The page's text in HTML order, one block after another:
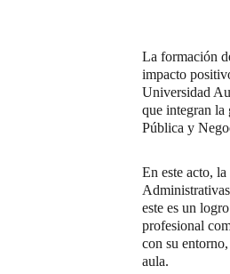
La formación
impacto
Universidad
que integran la
Pública y
En este acto,
este es un
profesional
con su
aula.